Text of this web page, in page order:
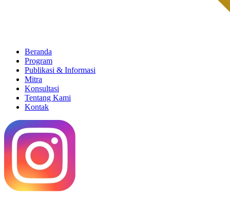
Beranda
Program
Publikasi & Informasi
Mitra
Konsultasi
Tentang Kami
Kontak